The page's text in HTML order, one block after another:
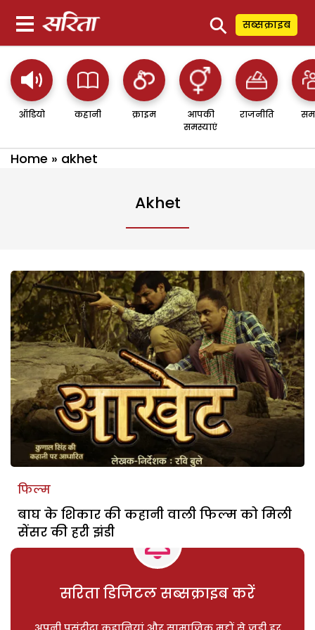
⚲ सब्सक्राइब
ऑडियो कहानी क्राइम
आपकी
समस्याएं
राजनीति
Home » akhet
Akhet
फिल्म
बाघ के शिकार की कहानी वाली फिल्म को मिली
सेंसर की हरी झंडी
सरिता डिजिटल सब्सक्राइब करें